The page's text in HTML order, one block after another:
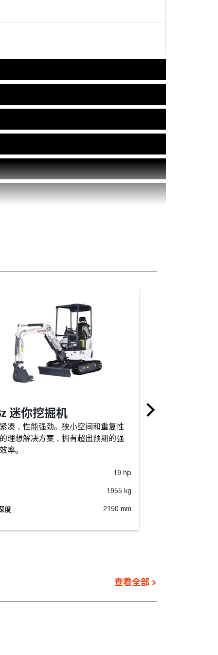
迷你挖掘机
凑，性能强劲。狭小空间和重复性
理想解决方案，拥有超出预期的强
率。
19 hp
1955 kg
度 2190 mm
E20z 迷你挖
查看全部